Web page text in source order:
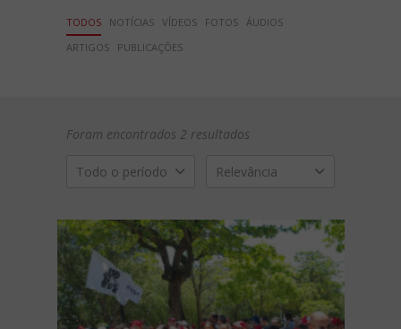
TODOS NOTÍCIAS VÍDEOS FOTOS ÁUDIOS
ARTIGOS
PUBLICAÇÕES
Foram encontrados 2 resultados
Todo o período Relevância